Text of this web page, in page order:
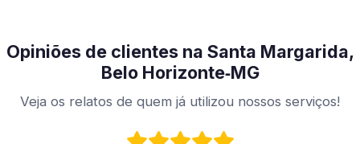
Opiniões de clientes na Santa Margarida,
Belo Horizonte‑MG
Veja os relatos de quem já utilizou nossos serviços!